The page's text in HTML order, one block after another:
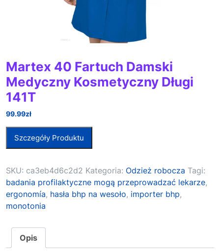
Martex 40 Fartuch Damski
Medyczny Kosmetyczny Długi
141T
99.99zł
Szczegóły Produktu
SKU: ca3eb4d6c2d2 Kategoria: Odzież robocza Tagi:
badania profilaktyczne mogą przeprowadzać lekarze,
ergonomía, hasła bhp na wesoło, importer bhp,
monotonia
Opis